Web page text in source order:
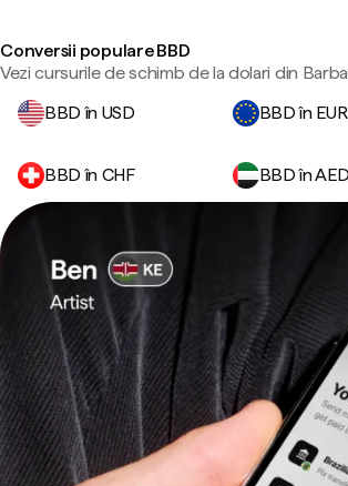
Conversii populare BBD
Vezi cursurile de schimb de la dolari din
BBD în USD
BBD în EUR
BBD în CHF BBD în AED